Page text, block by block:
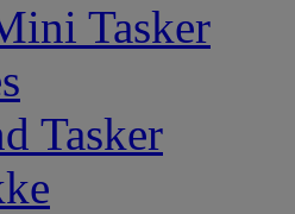
Tasker
Tasker